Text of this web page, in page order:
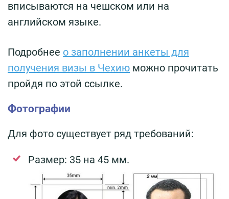
вписываются на чешском или на
английском языке.
Подробнее о заполнении анкеты для
получения визы в Чехию можно прочитать
пройдя по этой ссылке.
Фотографии
Для фото существует ряд требований:
Размер: 35 на 45 мм.